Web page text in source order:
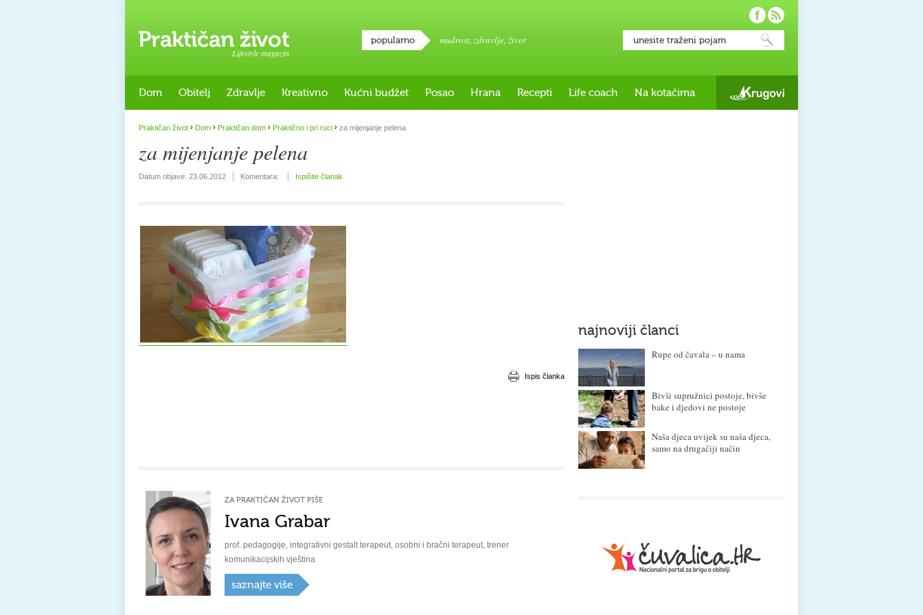
Lifestyle magazin
popularno mudrost, zdravlje, život
Dom Obitelj Zdravlje Kreativno Kućni budžet Posao Hrana Recepti Life coach Na kotačima
Praktičan život › Dom › Praktičan dom › Praktično i pri ruci › za mijenjanje pelena
za mijenjanje pelena
Datum objave: 23.06.2012 Komentara: Ispišite članak
Ispis članka
ZA PRAKTIČAN ŽIVOT PIŠE
Ivana Grabar
prof. pedagogije, integrativni gestalt terapeut, osobni i bračni terapeut, trener
komunikacijskih vještina
saznajte više
najnoviji članci
Rupe od čavala – u nama
Bivši supružnici postoje, bivše
bake i djedovi ne postoje
Naša djeca uvijek su naša djeca,
samo na drugačiji način